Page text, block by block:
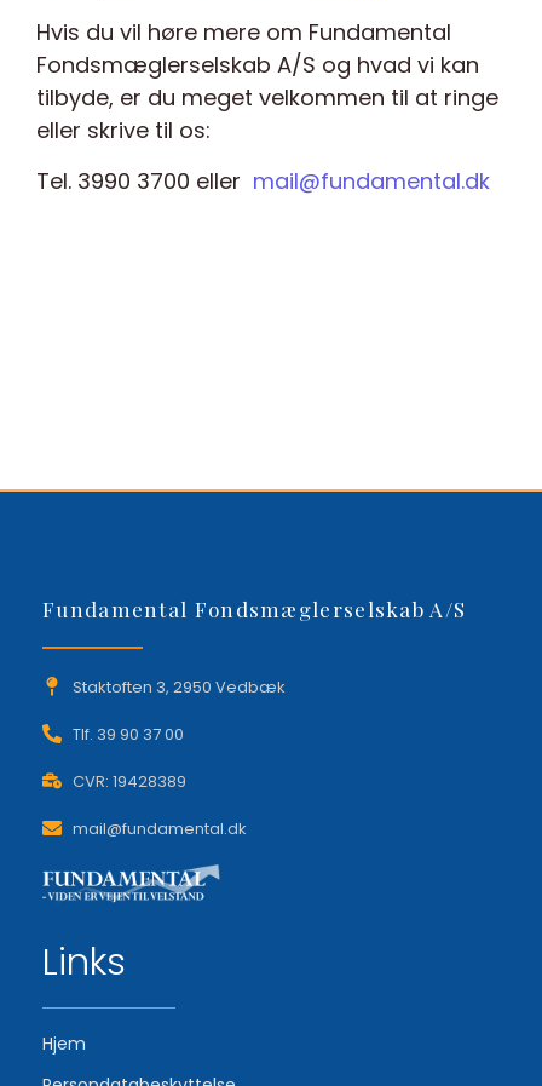
Hvis du vil høre mere om Fundamental
Fondsmæglerselskab A/S og hvad vi kan
tilbyde, er du meget velkommen til at ringe
eller skrive til os:
Tel. 3990 3700 eller mail@fundamental.dk
Fundamental Fondsmæglerselskab A/S
Staktoften 3, 2950 Vedbæk
Tlf. 39 90 37 00
CVR: 19428389
mail@fundamental.dk
Links
Hjem